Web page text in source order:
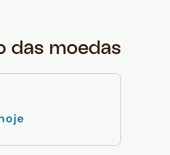
das moedas